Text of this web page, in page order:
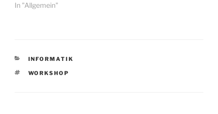
In "Allgemein"
KATEGORIEN
INFORMATIK
SCHLAGWÖRTER
WORKSHOP